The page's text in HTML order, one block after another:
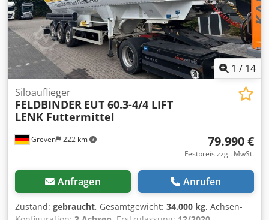
1 / 14
Greven 222 km
Siloauflieger
FELDBINDER EUT 60.3-4/4 LIFT
LENK Futtermittel
79.990 €
Festpreis zzgl. MwSt.
Anfragen Anrufen
Zustand: gebraucht, Gesamtgewicht: 34.000 kg, Achsen-